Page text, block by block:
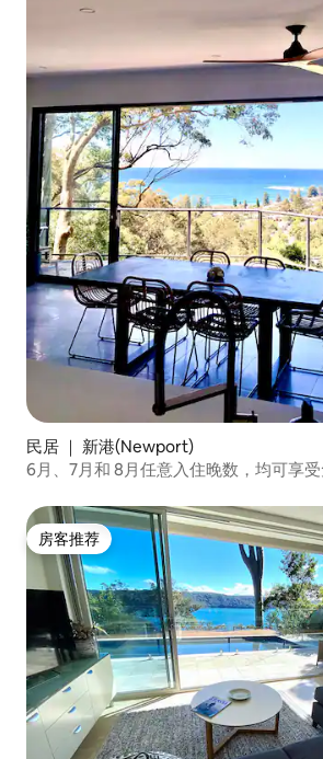
民居 ｜ 新港(Newport)
6月、7月和 8月任意入住晚数，均可享
房客推荐
房客推荐